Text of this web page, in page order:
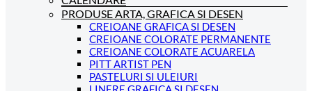
PRODUSE ARTA, GRAFICA SI DESEN
CREIOANE GRAFICA SI DESEN
CREIOANE COLORATE PERMANENTE
CREIOANE COLORATE ACUARELA
PITT ARTIST PEN
PASTELURI SI ULEIURI